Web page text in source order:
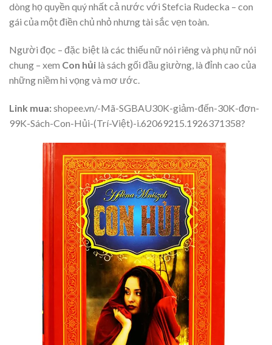
dòng họ quyền quý nhất cả nước với Stefcia Rudecka – con
gái của một điền chủ nhỏ nhưng tài sắc vẹn toàn.
Người đọc – đặc biệt là các thiếu nữ nói riêng và phụ nữ nói
chung – xem Con hủi là sách gối đầu giường, là đỉnh cao của
những niềm hi vọng và mơ ước.
Link mua:shopee.vn/-Mã-SGBAU30K-giảm-đến-30K-đơn-
99K-Sách-Con-Hủi-(Trí-Việt)-i.62069215.1926371358?